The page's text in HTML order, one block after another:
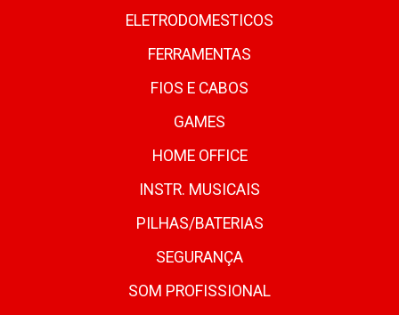
ELETRODOMESTICOS
FERRAMENTAS
FIOS E CABOS
GAMES
HOME OFFICE
INSTR. MUSICAIS
PILHAS/BATERIAS
SEGURANÇA
SOM PROFISSIONAL